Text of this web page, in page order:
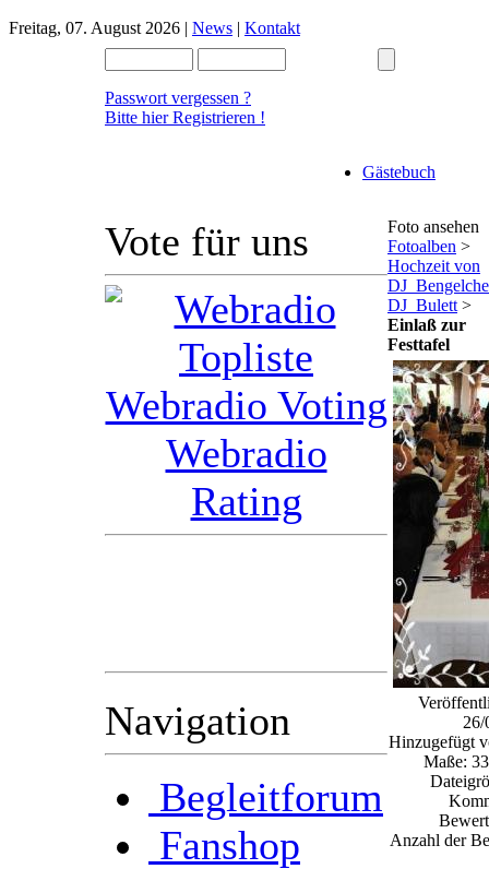
Freitag, 07. August 2026 | News | Kontakt
Passwort vergessen ?
Bitte hier Registrieren !
Gästebuch
Vote für uns
Navigation
Begleitforum
Fanshop
Foto ansehen
Fotoalben >
Hochzeit von
DJ_Bulett >
Einlaß zur
Festtafel
26/
Hinzugefügt
Maße:
Anzahl der